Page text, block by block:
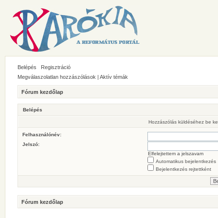
Belépés Regisztráció
Megválaszolatlan hozzászólások | Aktív témák
Fórum kezdőlap
Belépés
Hozzászólás küldéséhez be
Felhasználónév:
Jelszó:
Elfelejtettem a jelszavam
Automatikus bejelentkezés
Bejelentkezés rejtettként
Fórum kezdőlap